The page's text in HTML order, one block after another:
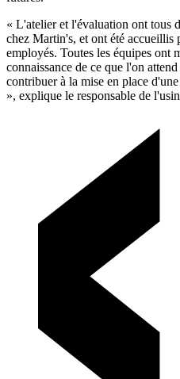
« L'atelier et l'évaluation ont tous
chez Martin's, et ont été accueillis
employés. Toutes les équipes ont
connaissance de ce que l'on
contribuer à la mise en place
», explique le responsable de